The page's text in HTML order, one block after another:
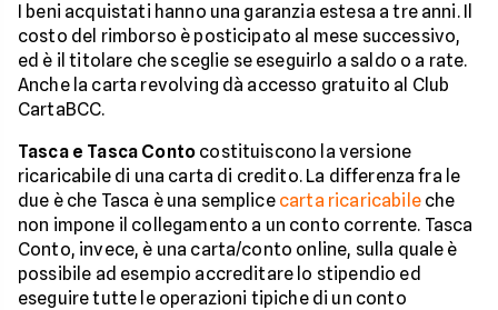
I beni acquistati hanno una garanzia estesa a tre anni. Il
costo del rimborso è posticipato al mese successivo,
ed è il titolare che sceglie se eseguirlo a saldo o a rate.
Anche la carta revolving dà accesso gratuito al Club
CartaBCC.
Tasca e Tasca Conto costituiscono la versione
ricaricabile di una carta di credito. La differenza fra le
due è che Tasca è una semplice carta ricaricabileche
non impone il collegamento a un conto corrente. Tasca
Conto, invece, è una carta/conto online, sulla quale è
possibile ad esempio accreditare lo stipendio ed
eseguire tutte le operazioni tipiche di un conto